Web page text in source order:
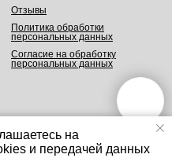
на
и передачей данных
Отзывы
Политика обработки
персональных данных
Согласие на обработку
персональных данных
Tilda